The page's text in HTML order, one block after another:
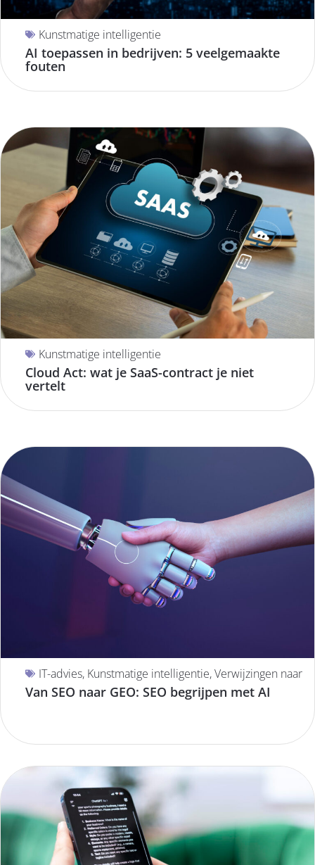
Kunstmatige intelligentie
AI toepassen in bedrijven: 5 veelgemaakte
fouten
Kunstmatige intelligentie
Cloud Act: wat je SaaS-contract je niet
vertelt
IT-advies, Kunstmatige intelligentie,Verwijzingen naar
Van SEO naar GEO: SEO begrijpen met AI